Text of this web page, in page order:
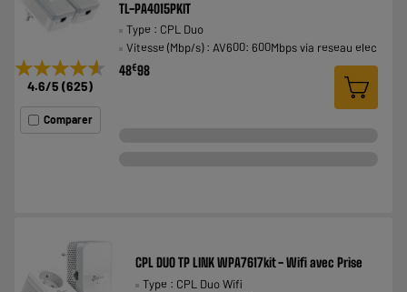
★★★★★
★★★★★
4.6/5 (625)
Comparer
TL-PA4015PKIT
Type : CPL Duo
Vitesse (Mbp/s) : AV600: 600Mbps via reseau elec
48€98
CPL DUO TP LINK WPA7617kit - Wifi avec Prise
Type : CPL Duo Wifi